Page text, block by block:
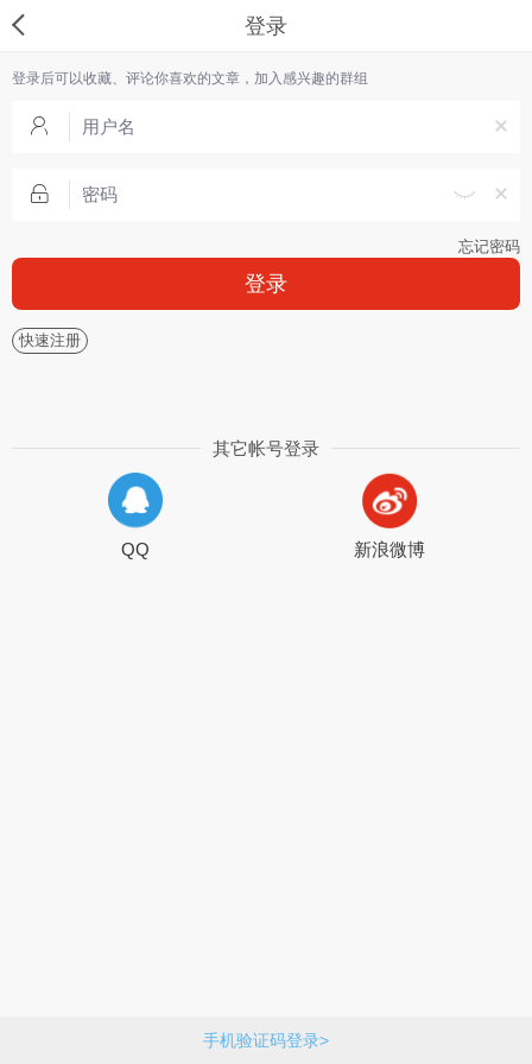
登录
登录后可以收藏、评论你喜欢的文章，加入感兴趣的群组
忘记密码
登录
快速注册
手机验证码登录>
其它帐号登录
QQ 新浪微博